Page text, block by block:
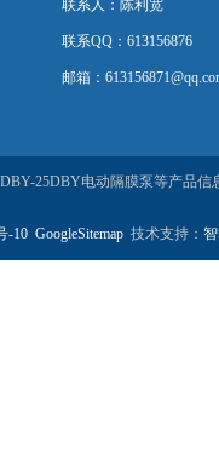
联系人：陈利宽
联系QQ：613156876
邮箱：
25DBY电动隔膜泵等产品
-10 GoogleSitemap技术支持：